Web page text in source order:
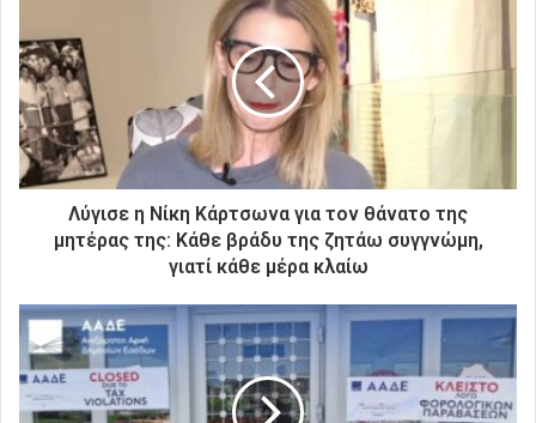
ν
η
λ
ε
κ
τ
κ
ή
α
ς
Λύγισε η Νίκη Κάρτσωνα για τον θάνατο της
μητέρας της: Κάθε βράδυ της ζητάω συγγνώμη,
γιατί κάθε μέρα κλαίω